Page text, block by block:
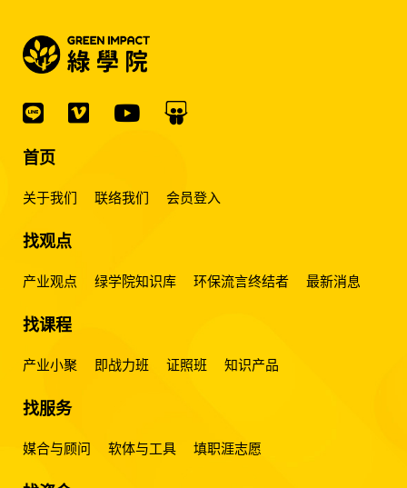
首页
关于我们 联络我们 会员登入
找观点
产业观点 绿学院知识库 环保流言终结者 最新消息
找课程
产业小聚 即战力班 证照班 知识产品
找服务
媒合与顾问 软体与工具 填职涯志愿